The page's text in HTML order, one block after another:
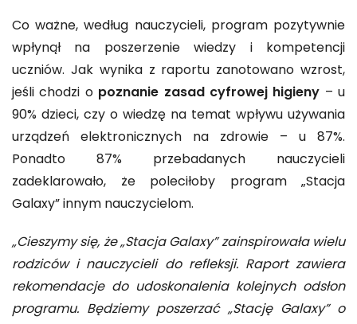
Co ważne, według nauczycieli, program pozytywnie
wpłynął na poszerzenie wiedzy i kompetencji
uczniów. Jak wynika z raportu zanotowano wzrost,
jeśli chodzi o poznanie zasad cyfrowej higieny – u
90% dzieci, czy o wiedzę na temat wpływu używania
urządzeń elektronicznych na zdrowie – u 87%.
Ponadto 87% przebadanych nauczycieli
zadeklarowało, że poleciłoby program „Stacja
Galaxy” innym nauczycielom.
„Cieszymy się, że „Stacja Galaxy” zainspirowała wielu
rodziców i nauczycieli do refleksji. Raport zawiera
rekomendacje do udoskonalenia kolejnych odsłon
programu. Będziemy poszerzać „Stację Galaxy” o